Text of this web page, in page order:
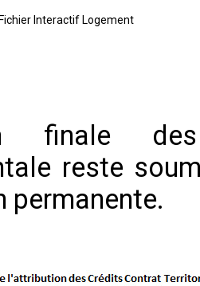
Interactif Logement
finale
reste
permanente.